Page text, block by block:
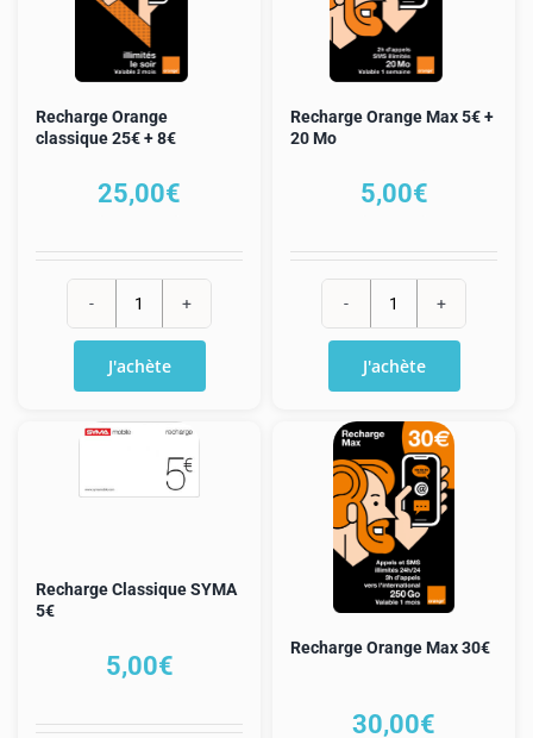
Recharge Orange
classique 25€ + 8€
25,00€
Recharge
Orange
25€
J'achète
Recharge Orange Max 5€ +
20 Mo
5,00€
Recharge
Orange
Max
5€
+
20
Mo
J'achète
Recharge Classique SYMA
5€
5,00€
Recharge Orange Max 30€
30,00€